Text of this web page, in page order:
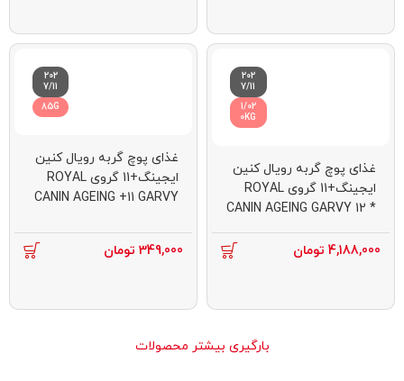
202
7/11
1/02
0KG
غذای پوچ گربه رویال کنین
ایجینگ+11 گروی ROYAL
CANIN AGEING GARVY 12 *
4,188,000 تومان
202
7/11
85G
غذای پوچ گربه رویال کنین
ایجینگ+11 گروی ROYAL
CANIN AGEING +11 GARVY
349,000 تومان
بارگیری بیشتر محصولات